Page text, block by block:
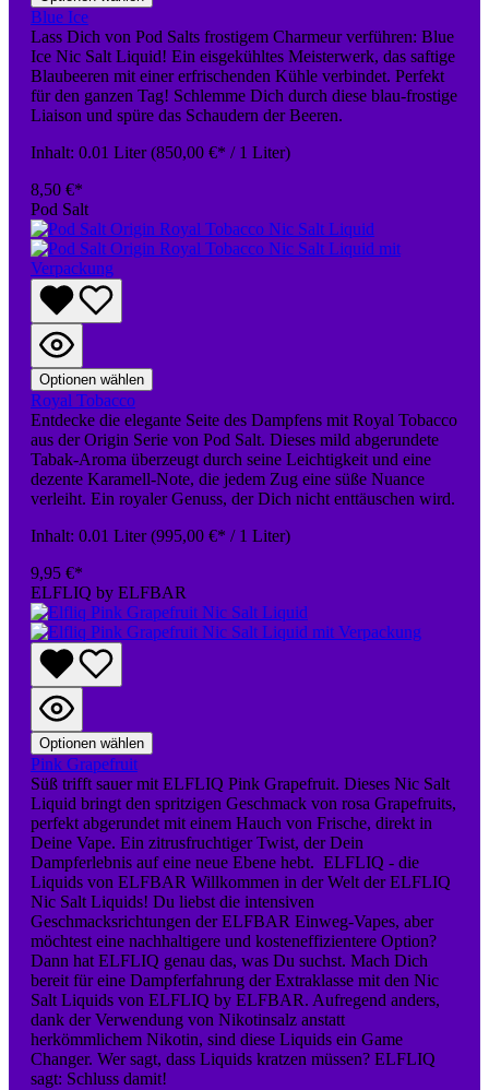
Blue Ice
Lass Dich von Pod Salts frostigem Charmeur verführen: Blue
Ice Nic Salt Liquid! Ein eisgekühltes Meisterwerk, das saftige
Blaubeeren mit einer erfrischenden Kühle verbindet. Perfekt
für den ganzen Tag! Schlemme Dich durch diese blau-frostige
Liaison und spüre das Schaudern der Beeren.
Inhalt: 0.01 Liter(850,00 €* / 1 Liter)
8,50 €*
Pod Salt
Optionen wählen
Royal Tobacco
Entdecke die elegante Seite des Dampfens mit Royal Tobacco
aus der Origin Serie von Pod Salt. Dieses mild abgerundete
Tabak-Aroma überzeugt durch seine Leichtigkeit und eine
dezente Karamell-Note, die jedem Zug eine süße Nuance
verleiht. Ein royaler Genuss, der Dich nicht enttäuschen wird.
Inhalt: 0.01 Liter(995,00 €* / 1 Liter)
9,95 €*
ELFLIQ by ELFBAR
Optionen wählen
Pink Grapefruit
Süß trifft sauer mit ELFLIQ Pink Grapefruit. Dieses Nic Salt
Liquid bringt den spritzigen Geschmack von rosa Grapefruits,
perfekt abgerundet mit einem Hauch von Frische, direkt in
Deine Vape. Ein zitrusfruchtiger Twist, der Dein
Dampferlebnis auf eine neue Ebene hebt. ELFLIQ - die
Liquids von ELFBAR Willkommen in der Welt der ELFLIQ
Nic Salt Liquids! Du liebst die intensiven
Geschmacksrichtungen der ELFBAR Einweg-Vapes, aber
möchtest eine nachhaltigere und kosteneffizientere Option?
Dann hat ELFLIQ genau das, was Du suchst. Mach Dich
bereit für eine Dampferfahrung der Extraklasse mit den Nic
Salt Liquids von ELFLIQ by ELFBAR. Aufregend anders,
dank der Verwendung von Nikotinsalz anstatt
herkömmlichem Nikotin, sind diese Liquids ein Game
Changer. Wer sagt, dass Liquids kratzen müssen? ELFLIQ
sagt: Schluss damit!